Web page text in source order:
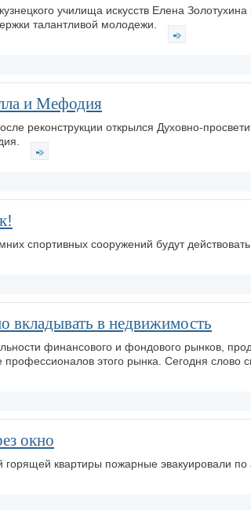
училища искусств Елена
талантливой молодежи.
и Мефодия
реконструкции открылся Духовно-
спортивных сооружений будут
вкладывать в недвижимость
финансового и фондового рынков,
этого рынка. Сегодня слово
окно
горящей квартиры пожарные эвакуировали по